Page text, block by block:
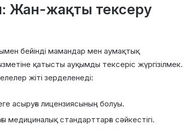
Жан-жақты тексеру
бейінді мамандар мен аумақтық
қатысты ауқымды тексеріс жүргізілмек.
жіті зерделенеді:
асыруға лицензиясының болуы.
медициналық стандарттарға сәйкестігі.